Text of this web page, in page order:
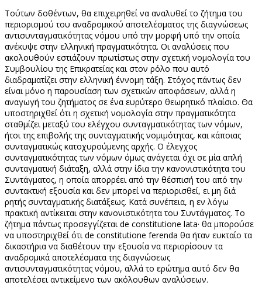
Τούτων δοθέντων, θα επιχειρηθεί να αναλυθεί το ζήτημα του
περιορισμού του αναδρομικού αποτελέσματος της διαγνώσεως
αντισυνταγματικότητας νόμου υπό την μορφή υπό την οποία
ανέκυψε στην ελληνική πραγματικότητα. Οι αναλύσεις που
ακολουθούν εστιάζουν πρωτίστως στην σχετική νομολογία του
Συμβουλίου της Επικρατείας και στον ρόλο που αυτό
διαδραματίζει στην ελληνική έννομη τάξη. Στόχος πάντως δεν
είναι μόνο η παρουσίαση των σχετικών αποφάσεων, αλλά η
αναγωγή του ζητήματος σε ένα ευρύτερο θεωρητικό πλαίσιο. Θα
υποστηριχθεί ότι η σχετική νομολογία στην πραγματικότητα
σταθμίζει μεταξύ του ελέγχου συνταγματικότητας των νόμων,
ήτοι της επιβολής της συνταγματικής νομιμότητας, και κάποιας
συνταγματικώς κατοχυρούμενης αρχής. Ο έλεγχος
συνταγματικότητας των νόμων όμως ανάγεται όχι σε μία απλή
συνταγματική διάταξη, αλλά στην ίδια την κανονιστικότητα του
Συντάγματος, η οποία απορρέει από την θέσπισή του από την
συντακτική εξουσία και δεν μπορεί να περιορισθεί, ει μη διά
ρητής συνταγματικής διατάξεως. Κατά συνέπεια, η εν λόγω
πρακτική αντίκειται στην κανονιστικότητα του Συντάγματος. Το
ζήτημα πάντως προσεγγίζεται de constitutione lata· θα μπορούσε
να υποστηριχθεί ότι de constitutione ferenda θα ήταν ευκταίο τα
δικαστήρια να διαθέτουν την εξουσία να περιορίσουν τα
αναδρομικά αποτελέσματα της διαγνώσεως
αντισυνταγματικότητας νόμου, αλλά το ερώτημα αυτό δεν θα
αποτελέσει αντικείμενο των ακόλουθων αναλύσεων.